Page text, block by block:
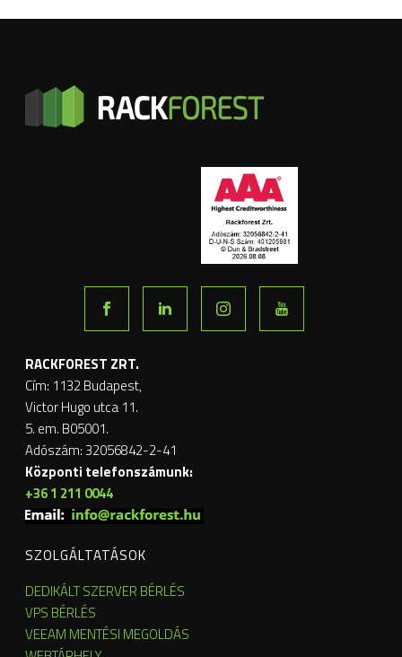
RACKFOREST ZRT.
Cím: 1132 Budapest,
Victor Hugo utca 11.
5. em. B05001.
Adószám: 32056842-2-41
Központi telefonszámunk:
+36 1 211 0044
SZOLGÁLTATÁSOK
DEDIKÁLT SZERVER BÉRLÉS
VPS BÉRLÉS
VEEAM MENTÉSI MEGOLDÁS